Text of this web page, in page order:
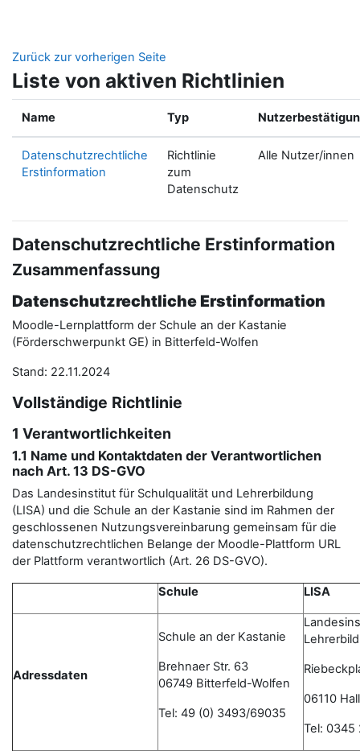
Zurück zur vorherigen Seite
Liste von aktiven Richtlinien
Name Typ
Datenschutzrechtliche
Erstinformation
Richtlinie
zum
Datenschutz
Alle Nutzer/innen
Datenschutzrechtliche Erstinformation
Zusammenfassung
Datenschutzrechtliche Erstinformation
Moodle-Lernplattform der Schule an der Kastanie
(Förderschwerpunkt GE) in Bitterfeld-Wolfen
Stand: 22.11.2024
Vollständige Richtlinie
1 Verantwortlichkeiten
1.1 Name und Kontaktdaten der Verantwortlichen
nach Art. 13 DS-GVO
Das Landesinstitut für Schulqualität und Lehrerbildung
(LISA) und die Schule an der Kastanie sind im Rahmen der
geschlossenen Nutzungsvereinbarung gemeinsam für die
datenschutzrechtlichen Belange der Moodle-Plattform URL
der Plattform verantwortlich (Art. 26 DS-GVO).
Schule LISA
Adressdaten
Schule an der Kastanie
Brehnaer Str. 63
06749 Bitterfeld-Wolfen
Tel: 49 (0) 3493/69035
06110
Tel: